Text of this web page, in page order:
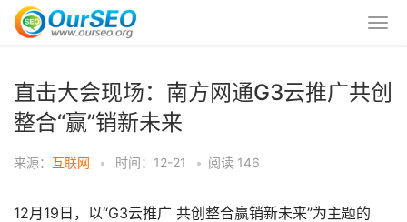
直击大会现场：南方网通G3云推广共创
整合“赢”销新未来
来源： 互联网 • 时间：12-21 • 阅读 146
12月19日，以“G3云推广 共创整合赢销新未来”为主题的